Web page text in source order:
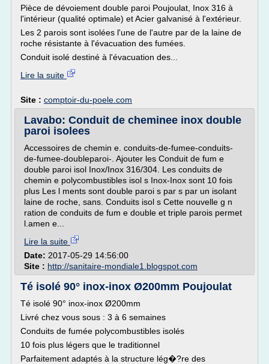
Pièce de dévoiement double paroi Poujoulat, Inox 316 à
l'intérieur (qualité optimale) et Acier galvanisé à l'extérieur.
Les 2 parois sont isolées l'une de l'autre par de la laine de
roche résistante à l'évacuation des fumées.
Conduit isolé destiné à l'évacuation des...
Lire la suite
Site : comptoir-du-poele.com
Lavabo: Conduit de cheminee inox double
paroi isolees
Accessoires de chemin e. conduits-de-fumee-conduits-
de-fumee-doubleparoi-. Ajouter les Conduit de fum e
double paroi isol Inox/Inox 316/304. Les conduits de
chemin e polycombustibles isol s Inox-Inox sont 10 fois
plus Les l ments sont double paroi s par s par un isolant
laine de roche, sans. Conduits isol s Cette nouvelle g n
ration de conduits de fum e double et triple parois permet
l.amen e...
Lire la suite
Date: 2017-05-29 14:56:00
Site : http://sanitaire-mondiale1.blogspot.com
Té isolé 90° inox-inox Ø200mm Poujoulat
Té isolé 90° inox-inox Ø200mm
Livré chez vous sous : 3 à 6 semaines
Conduits de fumée polycombustibles isolés
10 fois plus légers que le traditionnel
Parfaitement adaptés à la structure lég�?re des